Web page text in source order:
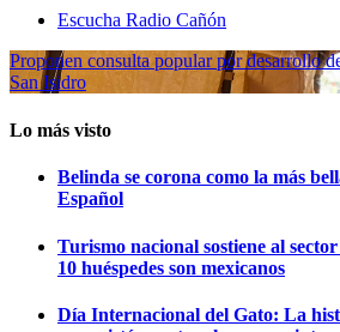
Escucha Radio Cañón
Proponen consulta popular por desarrollo
San Isidro
Lo más visto
Belinda se corona como la más
Español
Turismo nacional sostiene al
10 huéspedes son mexicanos
Día Internacional del Gato: La